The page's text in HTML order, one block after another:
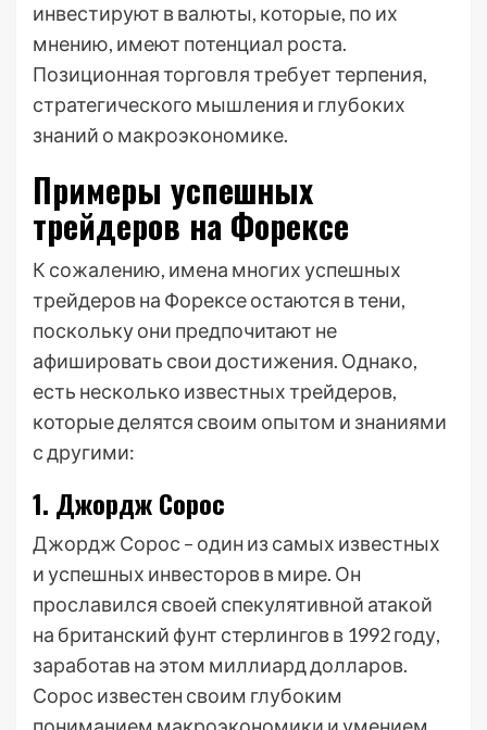
инвестируют в валюты, которые, по их
мнению, имеют потенциал роста.
Позиционная торговля требует терпения,
стратегического мышления и глубоких
знаний о макроэкономике.
Примеры успешных
трейдеров на Форексе
К сожалению, имена многих успешных
трейдеров на Форексе остаются в тени,
поскольку они предпочитают не
афишировать свои достижения. Однако,
есть несколько известных трейдеров,
которые делятся своим опытом и знаниями
с другими:
1. Джордж Сорос
Джордж Сорос – один из самых известных
и успешных инвесторов в мире. Он
прославился своей спекулятивной атакой
на британский фунт стерлингов в 1992 году,
заработав на этом миллиард долларов.
Сорос известен своим глубоким